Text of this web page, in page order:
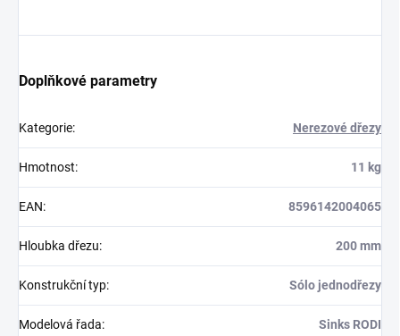
Doplňkové parametry
Kategorie: Nerezové dřezy
Hmotnost: 11 kg
EAN: 8596142004065
Hloubka dřezu: 200 mm
Konstrukční typ: Sólo jednodřezy
Modelová řada: Sinks RODI